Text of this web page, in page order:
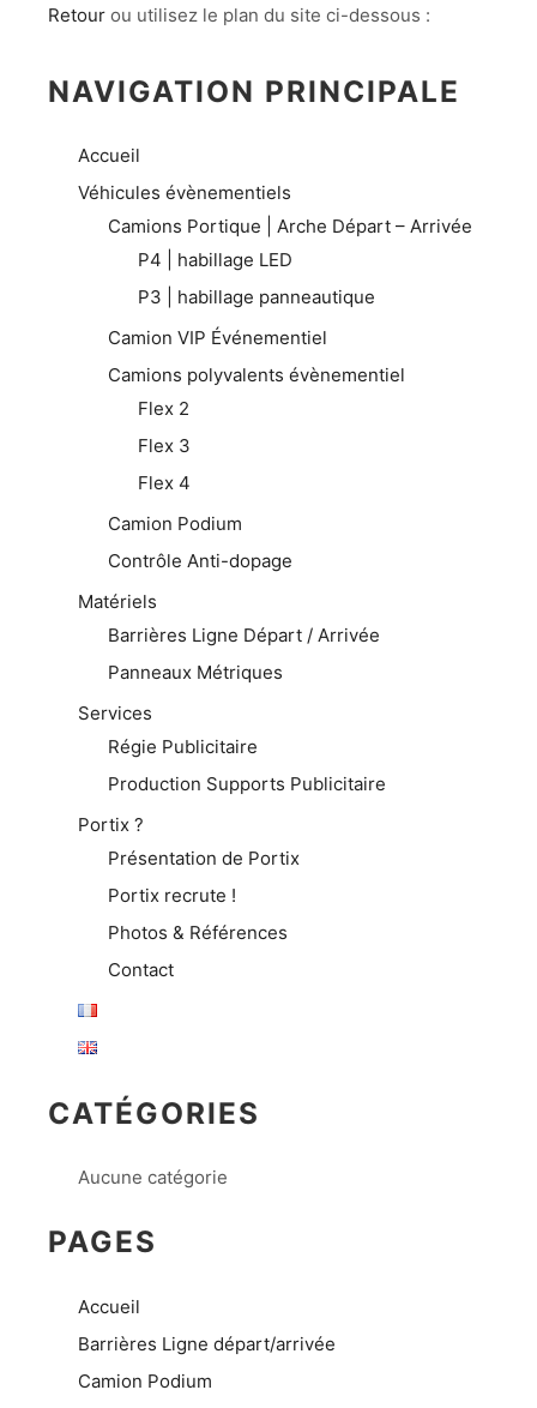
Retour ou utilisez le plan du site ci-dessous :
NAVIGATION PRINCIPALE
Accueil
Véhicules évènementiels
Camions Portique | Arche Départ – Arrivée
P4 | habillage LED
P3 | habillage panneautique
Camion VIP Événementiel
Camions polyvalents évènementiel
Flex 2
Flex 3
Flex 4
Camion Podium
Contrôle Anti-dopage
Matériels
Barrières Ligne Départ / Arrivée
Panneaux Métriques
Services
Régie Publicitaire
Production Supports Publicitaire
Portix ?
Présentation de Portix
Portix recrute !
Photos & Références
Contact
CATÉGORIES
Aucune catégorie
PAGES
Accueil
Barrières Ligne départ/arrivée
Camion Podium